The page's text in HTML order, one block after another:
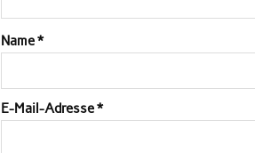
Name*
E-Mail-Adresse*